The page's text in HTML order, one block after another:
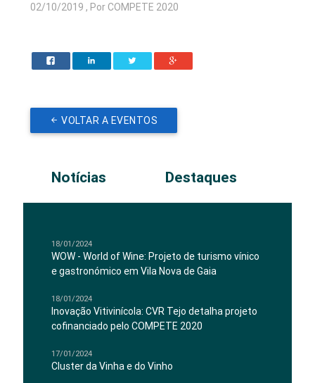
02/10/2019 , Por COMPETE 2020
VOLTAR A EVENTOS
Notícias Destaques
18/01/2024
WOW - World of Wine: Projeto de turismo vínico
e gastronómico em Vila Nova de Gaia
18/01/2024
Inovação Vitivinícola: CVR Tejo detalha projeto
cofinanciado pelo COMPETE 2020
17/01/2024
Cluster da Vinha e do Vinho